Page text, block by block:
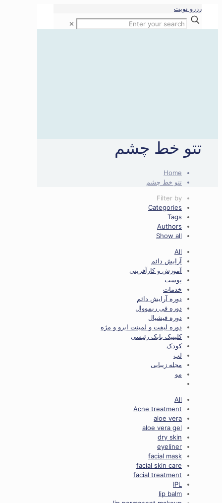
رزرو نوبت
✕
تتو خط چشم
Home
تتو خط چشم
Filter by
Categories
Tags
Authors
Show all
All
آرایش دائم
آموزش و کارآفرینی
پوست
خدمات
دوره آرایش دائم
دوره فی ریمووال
دوره فیشیال
دوره لیفت و لمینت ابرو و مژه
کلینیک بابک رئیسی
کودک
لب
مجله زیبایی
مو
All
Acne treatment
aloe vera
aloe vera gel
dry skin
eyeliner
facial mask
facial skin care
facial treatment
IPL
lip balm